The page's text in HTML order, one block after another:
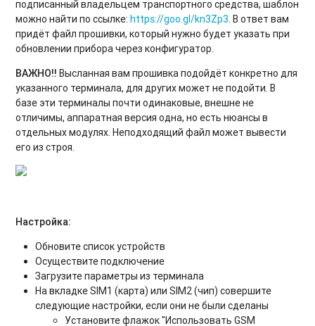
подписанный владельцем транспортного средства, шаблон
можно найти по ссылке:https://goo.gl/kn3Zp3. В ответ вам
придёт файл прошивки, который нужно будет указать при
обновлении прибора через конфигуратор.
ВАЖНО!! Высланная вам прошивка подойдёт конкретно для
указанного терминала, для других может не подойти. В
базе эти терминалы почти одинаковые, внешне не
отличимы, аппаратная версия одна, но есть нюансы в
отдельных модулях. Неподходящий файл может вывести
его из строя.
Настройка:
Обновите список устройств
Осуществите подключение
Загрузите параметры из терминала
На вкладке SIM1 (карта) или SIM2 (чип) совершите
следующие настройки, если они не были сделаны
Установите флажок "Использовать GSM